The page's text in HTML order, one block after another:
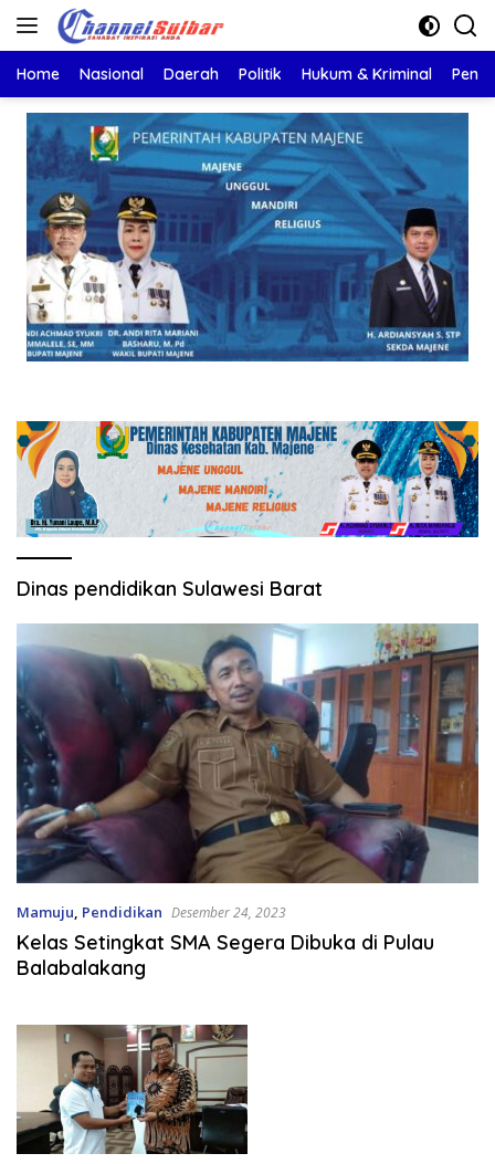
Langsung
Home Nasional Daerah Politik Hukum & Kriminal
Dinas pendidikan Sulawesi Barat
Mamuju, Pendidikan Desember 24, 2023
Kelas Setingkat SMA Segera Dibuka di Pulau
Balabalakang